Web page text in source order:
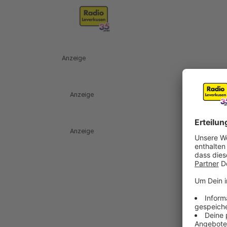
Anzeige
Anzeige
Anzeige